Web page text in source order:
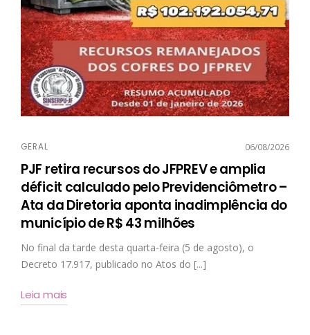
GERAL 06/08/2026
PJF retira recursos do JFPREV e amplia
déficit calculado pelo Previdenciômetro –
Ata da Diretoria aponta inadimplência do
município de R$ 43 milhões
No final da tarde desta quarta-feira (5 de agosto), o
Decreto 17.917, publicado no Atos do [...]
Leia mais